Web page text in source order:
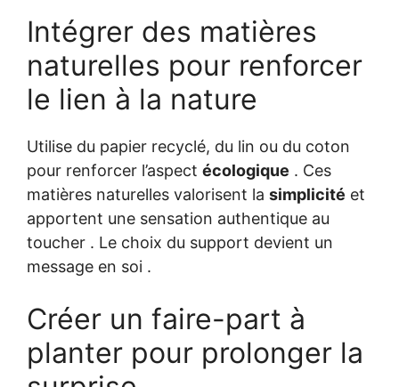
Intégrer des matières
naturelles pour renforcer
le lien à la nature
Utilise du papier recyclé, du lin ou du coton
pour renforcer l’aspect écologique . Ces
matières naturelles valorisent la simplicité et
apportent une sensation authentique au
toucher . Le choix du support devient un
message en soi .
Créer un faire-part à
planter pour prolonger la